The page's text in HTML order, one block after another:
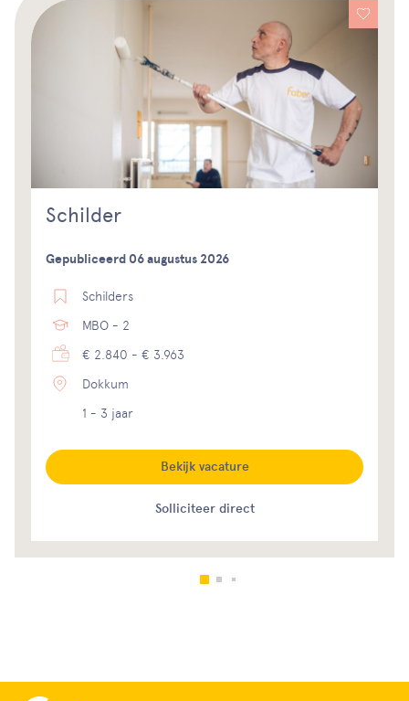
Schilder
Gepubliceerd 06 augustus 2026
Schilders
MBO - 2
€ 2.840 - € 3.963
Dokkum
1 - 3 jaar
Solliciteer direct
Bekijk vacature